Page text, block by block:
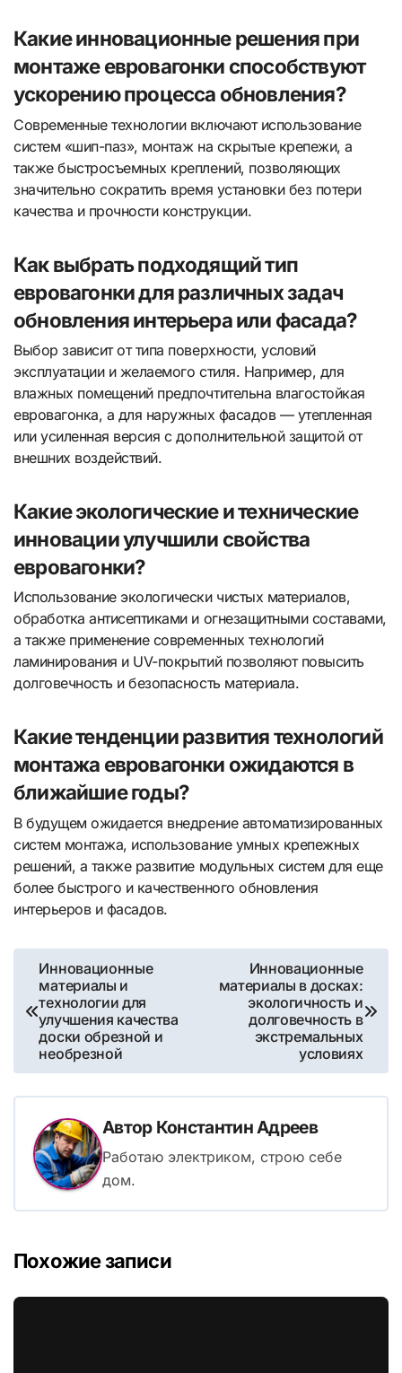
Какие инновационные решения при
монтаже евровагонки способствуют
ускорению процесса обновления?
Современные технологии включают использование
систем «шип-паз», монтаж на скрытые крепежи, а
также быстросъемных креплений, позволяющих
значительно сократить время установки без потери
качества и прочности конструкции.
Как выбрать подходящий тип
евровагонки для различных задач
обновления интерьера или фасада?
Выбор зависит от типа поверхности, условий
эксплуатации и желаемого стиля. Например, для
влажных помещений предпочтительна влагостойкая
евровагонка, а для наружных фасадов — утепленная
или усиленная версия с дополнительной защитой от
внешних воздействий.
Какие экологические и технические
инновации улучшили свойства
евровагонки?
Использование экологически чистых материалов,
обработка антисептиками и огнезащитными составами,
а также применение современных технологий
ламинирования и UV-покрытий позволяют повысить
долговечность и безопасность материала.
Какие тенденции развития технологий
монтажа евровагонки ожидаются в
ближайшие годы?
В будущем ожидается внедрение автоматизированных
систем монтажа, использование умных крепежных
решений, а также развитие модульных систем для еще
более быстрого и качественного обновления
интерьеров и фасадов.
Навигация
по
записям
Инновационные
материалы и
технологии для
улучшения качества
доски обрезной и
необрезной
Инновационные
материалы в досках:
экологичность и
долговечность в
экстремальных
условиях
Автор Константин Адреев
Работаю электриком, строю себе
дом.
Похожие записи